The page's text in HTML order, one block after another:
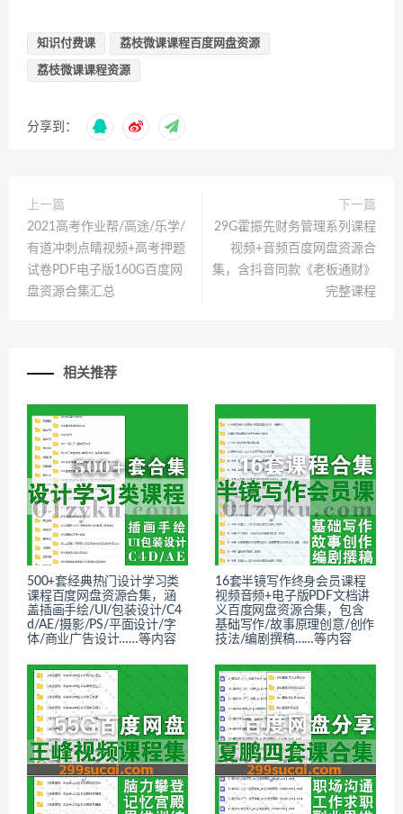
知识付费课 荔枝微课课程百度网盘资源
荔枝微课课程资源
分享到：
上一篇
2021高考作业帮/高途/乐学/
有道冲刺点睛视频+高考押题
试卷PDF电子版160G百度网
盘资源合集汇总
下一篇
29G霍振先财务管理系列课程
视频+音频百度网盘资源合
集，含抖音同款《老板通财》
完整课程
相关推荐
500+套经典热门设计学习类
课程百度网盘资源合集，涵
盖插画手绘/UI/包装设计/C4
d/AE/摄影/PS/平面设计/字
体/商业广告设计……等内容
16套半镜写作终身会员课程
视频音频+电子版PDF文档讲
义百度网盘资源合集，包含
基础写作/故事原理创意/创作
技法/编剧撰稿……等内容